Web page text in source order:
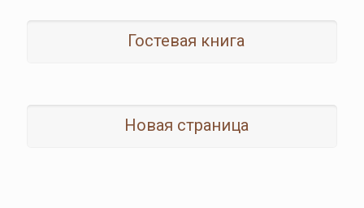
Гостевая книга
Новая страница